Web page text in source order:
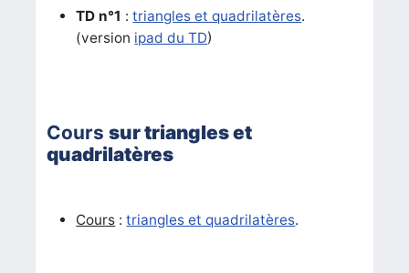
TD n°1 :triangles et quadrilatères.
(version ipad du TD)
Courssurtriangles et
quadrilatères
Cours :triangles et quadrilatères.